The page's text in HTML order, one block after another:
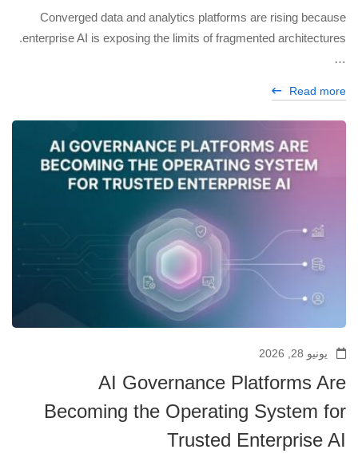
Converged data and analytics platforms are rising because
enterprise AI is exposing the limits of fragmented architectures.
…
Read more
يونيو 28, 2026
AI Governance Platforms Are
Becoming the Operating System for
Trusted Enterprise AI